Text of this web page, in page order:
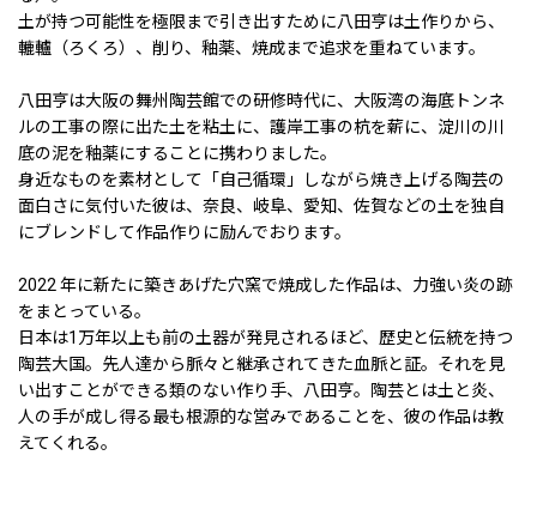
土が持つ可能性を極限まで引き出すために八田亨は土作りから、
轆轤（ろくろ）、削り、釉薬、焼成まで追求を重ねています。
八田亨は大阪の舞州陶芸館での研修時代に、大阪湾の海底トンネ
ルの工事の際に出た土を粘土に、護岸工事の杭を薪に、淀川の川
底の泥を釉薬にすることに携わりました。
身近なものを素材として「自己循環」しながら焼き上げる陶芸の
面白さに気付いた彼は、奈良、岐阜、愛知、佐賀などの土を独自
にブレンドして作品作りに励んでおります。
2022 年に新たに築きあげた穴窯で焼成した作品は、力強い炎の跡
をまとっている。
日本は1万年以上も前の土器が発見されるほど、歴史と伝統を持つ
陶芸大国。先人達から脈々と継承されてきた血脈と証。それを見
い出すことができる類のない作り手、八田亨。陶芸とは土と炎、
人の手が成し得る最も根源的な営みであることを、彼の作品は教
えてくれる。